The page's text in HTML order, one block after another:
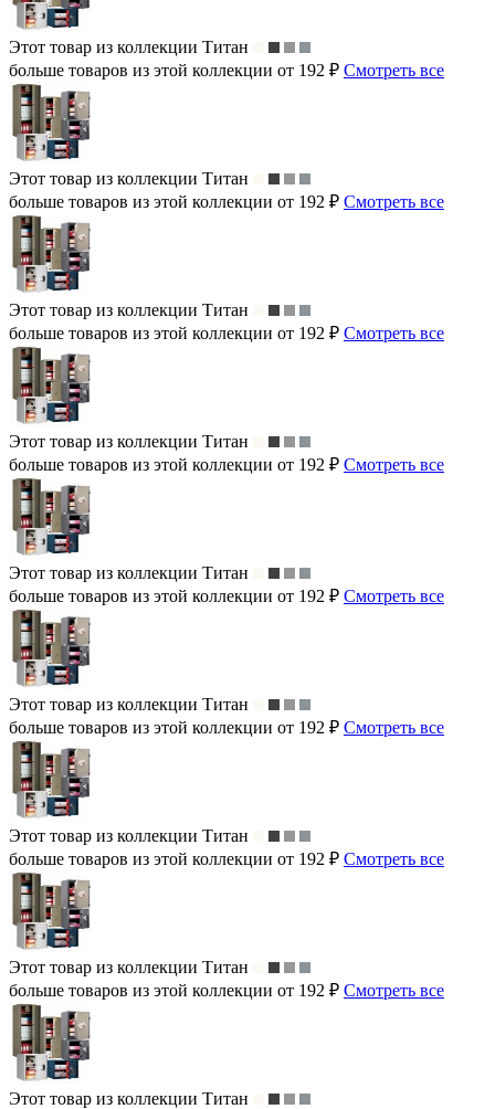
Этот товар из коллекции Титан
больше товаров из этой коллекции от 192 ₽ Смотреть все
Этот товар из коллекции Титан
больше товаров из этой коллекции от 192 ₽ Смотреть все
Этот товар из коллекции Титан
больше товаров из этой коллекции от 192 ₽ Смотреть все
Этот товар из коллекции Титан
больше товаров из этой коллекции от 192 ₽ Смотреть все
Этот товар из коллекции Титан
больше товаров из этой коллекции от 192 ₽ Смотреть все
Этот товар из коллекции Титан
больше товаров из этой коллекции от 192 ₽ Смотреть все
Этот товар из коллекции Титан
больше товаров из этой коллекции от 192 ₽ Смотреть все
Этот товар из коллекции Титан
больше товаров из этой коллекции от 192 ₽ Смотреть все
Этот товар из коллекции Титан